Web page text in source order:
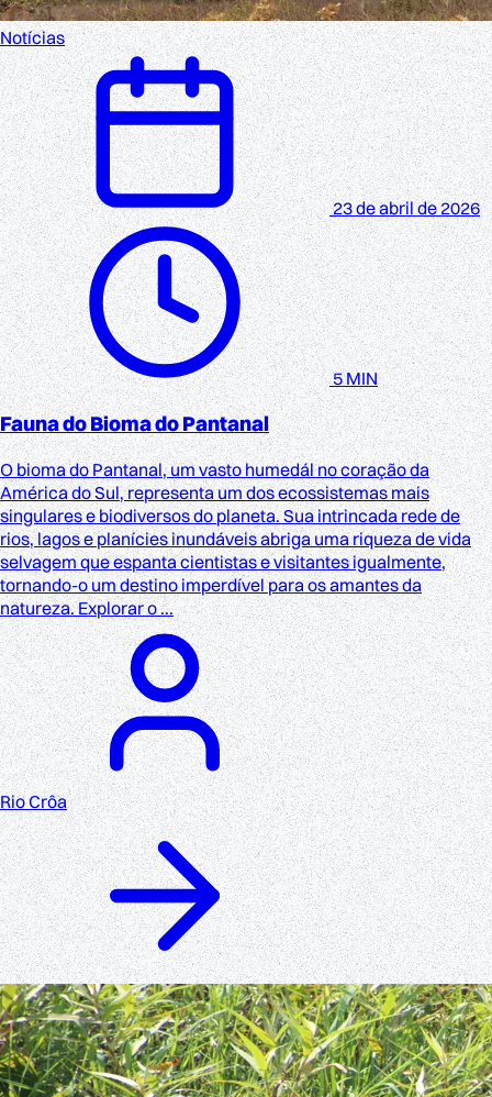
Notícias
23 de abril de 2026
5 MIN
Fauna do Bioma do Pantanal
O bioma do Pantanal, um vasto humedál no coração da
América do Sul, representa um dos ecossistemas mais
singulares e biodiversos do planeta. Sua intrincada rede de
rios, lagos e planícies inundáveis abriga uma riqueza de vida
selvagem que espanta cientistas e visitantes igualmente,
tornando-o um destino imperdível para os amantes da
natureza. Explorar o ...
Rio Crôa